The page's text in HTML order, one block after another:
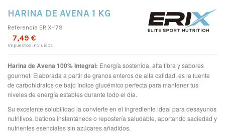
HARINA DE AVENA 1 KG
Referencia ERIX-179
7,49 €
Impuestos incluidos
Harina de Avena 100% Integral: Energía sostenida, alta fibra y sabores
gourmet. Elaborada a partir de granos enteros de alta calidad, es la fuente
de carbohidratos de bajo índice glucémico perfecta para mantener tus
niveles de energía estables durante todo el día.
Su excelente solubilidad la convierte en el ingrediente ideal para desayunos
nutritivos, batidos instantáneos o repostería saludable, aportando saciedad y
nutrientes esenciales sin azúcares añadidos.